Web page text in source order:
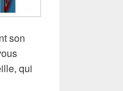
son
qui
Olympique de Marseille